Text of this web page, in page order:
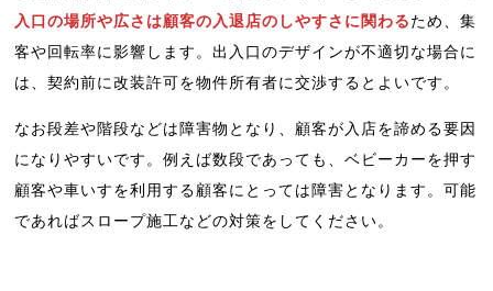
入口の場所や広さは顧客の入退店のしやすさに関わるため、集
客や回転率に影響します。出入口のデザインが不適切な場合に
は、契約前に改装許可を物件所有者に交渉するとよいです。
なお段差や階段などは障害物となり、顧客が入店を諦める要因
になりやすいです。例えば数段であっても、ベビーカーを押す
顧客や車いすを利用する顧客にとっては障害となります。可能
であればスロープ施工などの対策をしてください。